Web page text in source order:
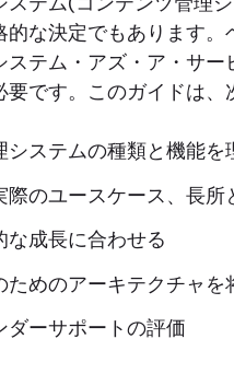
な決定でもあります
ステム・アズ・ア・サ
です。このガイドは、
ステムの種類と機能を
のユースケース、長所
成長に合わせる
ためのアーキテクチャを
ーサポートの評価